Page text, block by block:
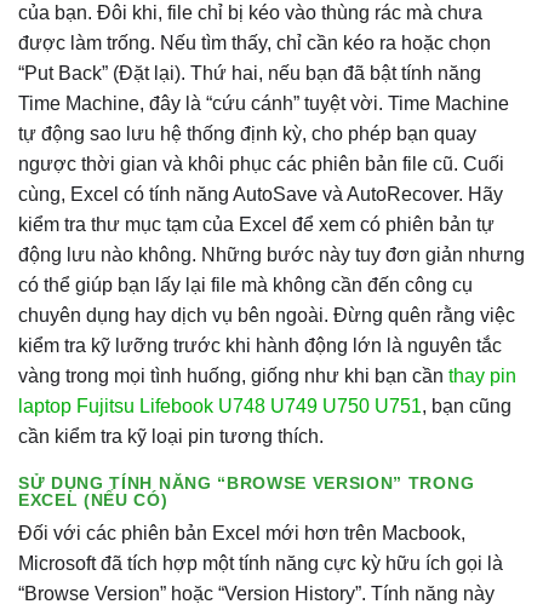
của bạn. Đôi khi, file chỉ bị kéo vào thùng rác mà chưa
được làm trống. Nếu tìm thấy, chỉ cần kéo ra hoặc chọn
“Put Back” (Đặt lại). Thứ hai, nếu bạn đã bật tính năng
Time Machine, đây là “cứu cánh” tuyệt vời. Time Machine
tự động sao lưu hệ thống định kỳ, cho phép bạn quay
ngược thời gian và khôi phục các phiên bản file cũ. Cuối
cùng, Excel có tính năng AutoSave và AutoRecover. Hãy
kiểm tra thư mục tạm của Excel để xem có phiên bản tự
động lưu nào không. Những bước này tuy đơn giản nhưng
có thể giúp bạn lấy lại file mà không cần đến công cụ
chuyên dụng hay dịch vụ bên ngoài. Đừng quên rằng việc
kiểm tra kỹ lưỡng trước khi hành động lớn là nguyên tắc
vàng trong mọi tình huống, giống như khi bạn cần thay pin
laptop Fujitsu Lifebook U748 U749 U750 U751, bạn cũng
cần kiểm tra kỹ loại pin tương thích.
SỬ DỤNG TÍNH NĂNG “BROWSE VERSION” TRONG
EXCEL (NẾU CÓ)
Đối với các phiên bản Excel mới hơn trên Macbook,
Microsoft đã tích hợp một tính năng cực kỳ hữu ích gọi là
“Browse Version” hoặc “Version History”. Tính năng này